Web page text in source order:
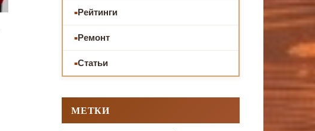
Рейтинги
Ремонт
Статьи
МЕТКИ